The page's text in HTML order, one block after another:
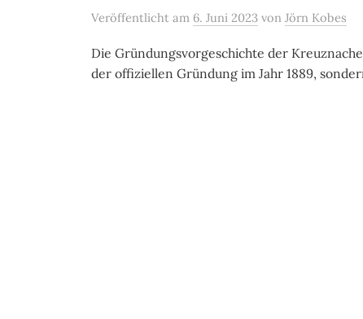
Veröffentlicht am 6. Juni 2023 von Jörn Kobes
Die Gründungsvorgeschichte der
der offiziellen Gründung im Jahr 1889,